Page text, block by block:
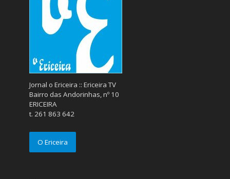
Jornal o Ericeira :: Ericeira TV
Bairro das Andorinhas, nº 10
ERICEIRA
t. 261 863 642
O Ericeira